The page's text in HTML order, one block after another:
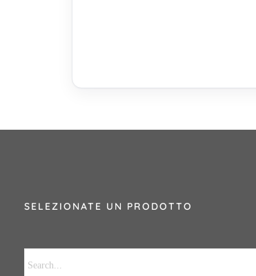
SELEZIONATE UN PRODOTTO